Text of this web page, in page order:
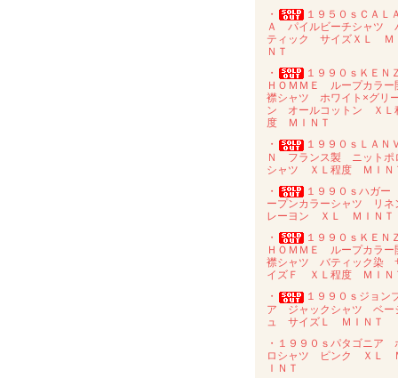
・
１９５０ｓＣＡＬ
Ａ パイルビーチシャツ
ティック サイズＸＬ Ｍ
ＮＴ
・
１９９０ｓＫＥＮ
ＨＯＭＭＥ ループカラー
襟シャツ ホワイト×グリ
ン オールコットン ＸＬ
度 ＭＩＮＴ
・
１９９０ｓＬＡＮ
Ｎ フランス製 ニットポ
シャツ ＸＬ程度 ＭＩＮ
・
１９９０ｓハガ
ープンカラーシャツ リネ
レーヨン ＸＬ ＭＩＮＴ
・
１９９０ｓＫＥＮ
ＨＯＭＭＥ ループカラー
襟シャツ バティック染
イズＦ ＸＬ程度 ＭＩＮ
・
１９９０ｓジョン
ア ジャックシャツ ベー
ュ サイズＬ ＭＩＮＴ
・１９９０ｓパタゴニア
ロシャツ ピンク ＸＬ
ＩＮＴ